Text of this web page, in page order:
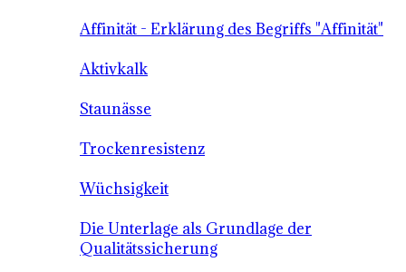
Affinität - Erklärung des Begriffs "Affinität"
Aktivkalk
Staunässe
Trockenresistenz
Wüchsigkeit
Die Unterlage als Grundlage der
Qualitätssicherung